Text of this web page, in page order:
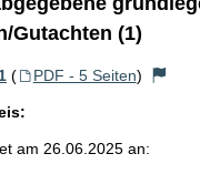
Gutachten (1)
( PDF - 5 Seiten)
am 26.06.2025 an: